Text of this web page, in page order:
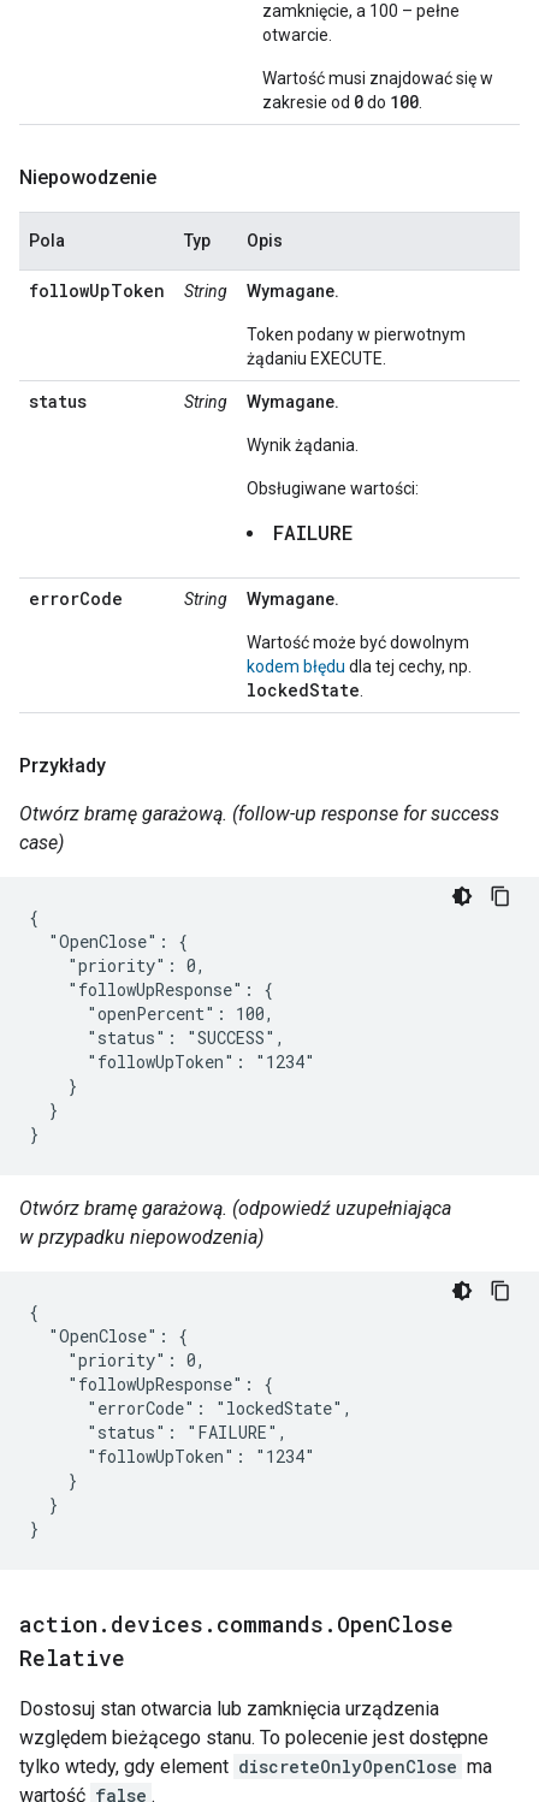
zamknięcie, a 100 – pełne
otwarcie.
Wartość musi znajdować się w
zakresie od 0do 100
Niepowodzenie
Pola Typ Opis
followUpToken String Wymagane.
Token podany w pierwotnym
żądaniu EXECUTE.
status String Wymagane.
Wynik żądania.
Obsługiwane wartości:
FAILURE
errorCode String Wymagane.
Wartość może być dowolnym
kodem błędu dla tej cechy, np.
lockedState
Przykłady
Otwórz bramę garażową. (follow-up response for success
case)
{
  "OpenClose": {
    "priority": 0,
    "followUpResponse": {
      "openPercent": 100,
      "status": "SUCCESS",
      "followUpToken": "1234"
    }
  }
}
Otwórz bramę garażową. (odpowiedź uzupełniająca
w przypadku niepowodzenia)
{
  "OpenClose": {
    "priority": 0,
    "followUpResponse": {
      "errorCode": "lockedState",
      "status": "FAILURE",
      "followUpToken": "1234"
    }
  }
}
action . devices . commands . OpenClose
Relative
Dostosuj stan otwarcia lub zamknięcia urządzenia
względem bieżącego stanu. To polecenie jest dostępne
tylko wtedy, gdy element discreteOnlyOpenClose ma
wartość false .